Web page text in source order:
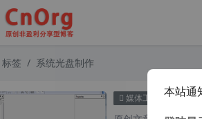
标签 系统光盘制作
媒体工具 光盘菜
本站通